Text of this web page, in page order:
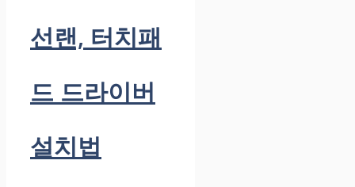
선랜, 터치패
드 드라이버
설치법